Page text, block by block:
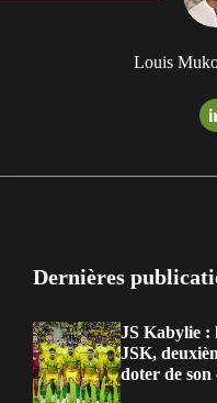
Louis
Dernières
JS Kabylie :
JSK,
doter de